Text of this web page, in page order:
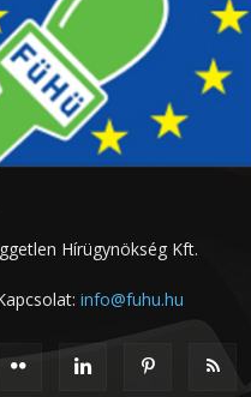
Hírügynökség Kft.
info@fuhu.hu